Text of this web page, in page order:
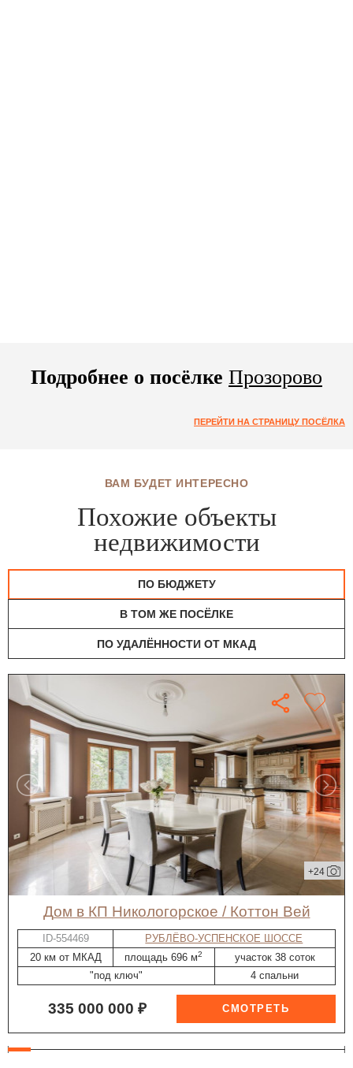
Подробнее о посёлке Прозорово
ПЕРЕЙТИ НА СТРАНИЦУ ПОСЁЛКА
ВАМ БУДЕТ ИНТЕРЕСНО
Похожие объекты
недвижимости
ПО БЮДЖЕТУ
В ТОМ ЖЕ ПОСЁЛКЕ
ПО УДАЛЁННОСТИ ОТ МКАД
+24
дом в КП Никологорское / Коттон Вей
ID-554469
РУБЛЁВО-УСПЕНСКОЕ ШОССЕ
20 км от МКАД
площадь 696 м2
участок 38 соток
"под ключ"
4 спальни
335 000 000 ₽